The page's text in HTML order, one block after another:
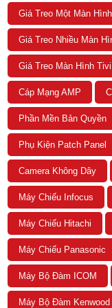
Giá Treo Một Màn Hình
Giá Treo Nhiều Màn
Giá Treo Màn Hình Tivi
Cáp Mạng AMP
Phần Mền Bản Quyền
Phụ Kiện Patch Panel
Camera Không Dây
Máy Chiếu Infocus
Máy Chiếu Hitachi
Máy Chiếu Panasonic
Máy Bộ Đàm ICOM
Máy Bộ Đàm Kenwood